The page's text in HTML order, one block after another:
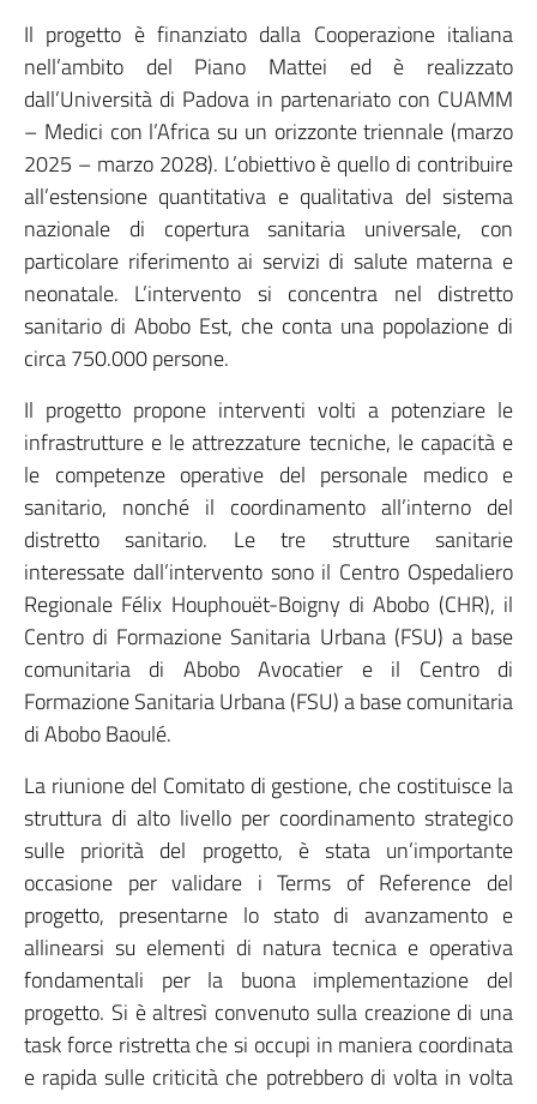
Il progetto è finanziato dalla Cooperazione italiana
nell’ambito del Piano Mattei ed è realizzato
dall’Università di Padova in partenariato con CUAMM
– Medici con l’Africa su un orizzonte triennale (marzo
2025 – marzo 2028). L’obiettivo è quello di contribuire
all’estensione quantitativa e qualitativa del sistema
nazionale di copertura sanitaria universale, con
particolare riferimento ai servizi di salute materna e
neonatale. L’intervento si concentra nel distretto
sanitario di Abobo Est, che conta una popolazione di
circa 750.000 persone.
Il progetto propone interventi volti a potenziare le
infrastrutture e le attrezzature tecniche, le capacità e
le competenze operative del personale medico e
sanitario, nonché il coordinamento all’interno del
distretto sanitario. Le tre strutture sanitarie
interessate dall’intervento sono il Centro Ospedaliero
Regionale Félix Houphouët-Boigny di Abobo (CHR), il
Centro di Formazione Sanitaria Urbana (FSU) a base
comunitaria di Abobo Avocatier e il Centro di
Formazione Sanitaria Urbana (FSU) a base comunitaria
di Abobo Baoulé.
La riunione del Comitato di gestione, che costituisce la
struttura di alto livello per coordinamento strategico
sulle priorità del progetto, è stata un’importante
occasione per validare i Terms of Reference del
progetto, presentarne lo stato di avanzamento e
allinearsi su elementi di natura tecnica e operativa
fondamentali per la buona implementazione del
progetto. Si è altresì convenuto sulla creazione di una
task force ristretta che si occupi in maniera coordinata
e rapida sulle criticità che potrebbero di volta in volta